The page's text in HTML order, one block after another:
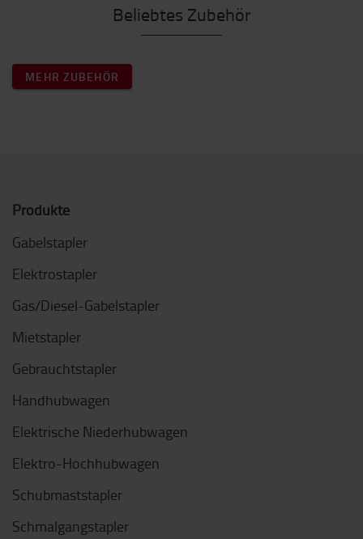
Beliebtes Zubehör
MEHR ZUBEHÖR
Produkte
Gabelstapler
Elektrostapler
Gas/Diesel-Gabelstapler
Mietstapler
Gebrauchtstapler
Handhubwagen
Elektrische Niederhubwagen
Elektro-Hochhubwagen
Schubmaststapler
Schmalgangstapler